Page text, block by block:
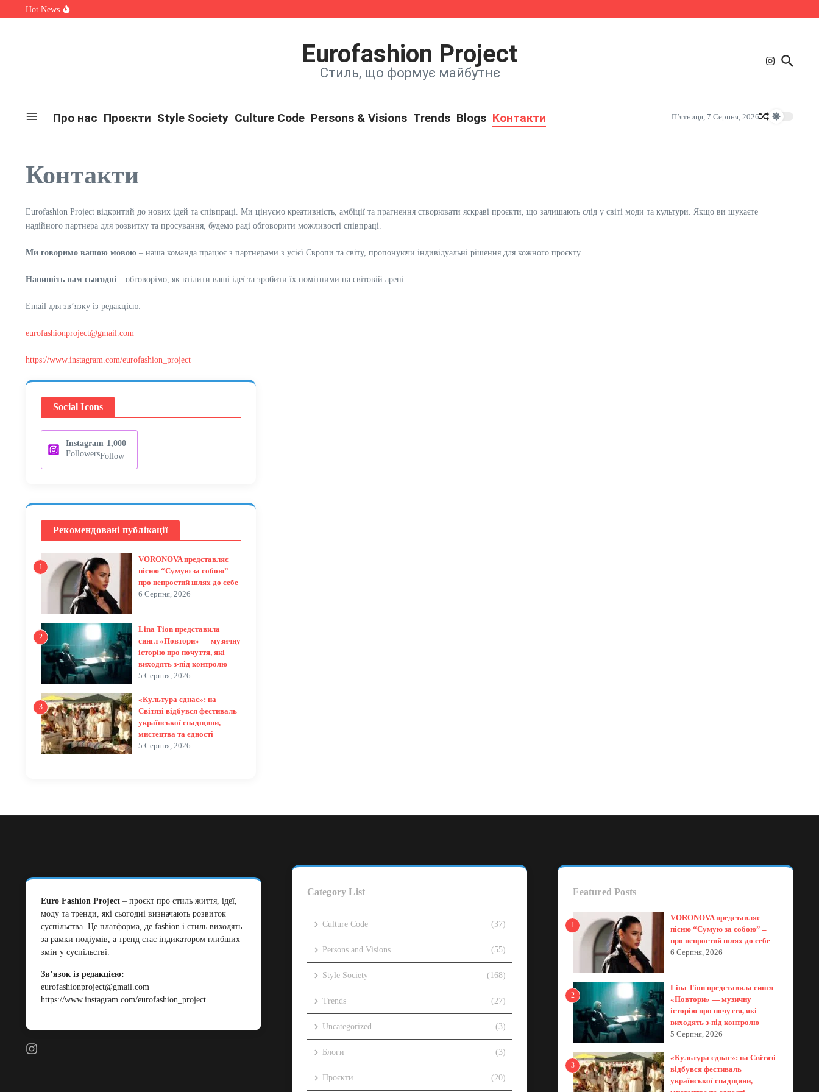
Skip to content
Hot News
Alina Fanta Participated in the Cannes Fashion Week Runway Show
Eurofashion Project
Стиль, що формує майбутнє
Про нас Проєкти Style Society Culture Code Persons & Visions Trends Blogs Контакти П’ятниця, 7 Серпня, 2026
Контакти
Eurofashion Project відкритий до нових ідей та співпраці. Ми цінуємо креативність, амбіції та прагнення створювати яскраві проєкти, що залишають слід у світі моди та культури. Якщо ви шукаєте
надійного партнера для розвитку та просування, будемо раді обговорити можливості співпраці.
Ми говоримо вашою мовою – наша команда працює з партнерами з усієї Європи та світу, пропонуючи індивідуальні рішення для кожного проєкту.
Напишіть нам сьогодні – обговорімо, як втілити ваші ідеї та зробити їх помітними на світовій арені.
Email для зв’язку із редакцією:
eurofashionproject@gmail.com
https://www.instagram.com/eurofashion_project
Social Icons
Instagram 1,000
FollowersFollow
Рекомендовані публікації
1
VORONOVA представляє
пісню “Сумую за собою” –
про непростий шлях до себе
6 Серпня, 2026
2
Lina Tion представила
сингл «Повтори» — музичну
історію про почуття, які
виходять з-під контролю
5 Серпня, 2026
3
«Культура єднає»: на
Світязі відбувся фестиваль
української спадщини,
мистецтва та єдності
5 Серпня, 2026
Euro Fashion Project – проєкт про стиль життя, ідеї,
моду та тренди, які сьогодні визначають розвиток
суспільства. Це платформа, де fashion і стиль виходять
за рамки подіумів, а тренд стає індикатором глибших
змін у суспільстві.
Зв’язок із редакцією:
eurofashionproject@gmail.com
https://www.instagram.com/eurofashion_project
Category List
Culture Code (37)
Persons and Visions (55)
Style Society (168)
Trends (27)
Uncategorized (3)
Блоги (3)
Проєкти (20)
Featured Posts
1
VORONOVA представляє
пісню “Сумую за собою” –
про непростий шлях до себе
6 Серпня, 2026
2
Lina Tion представила сингл
«Повтори» — музичну
історію про почуття, які
виходять з-під контролю
5 Серпня, 2026
3
«Культура єднає»: на Світязі
відбувся фестиваль
української спадщини,